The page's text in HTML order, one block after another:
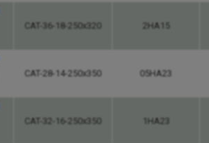
CAT-36-18-250x320 2HA15
CAT-28-14-250x350 05HA23
CAT-32-16-250x350 1HA23